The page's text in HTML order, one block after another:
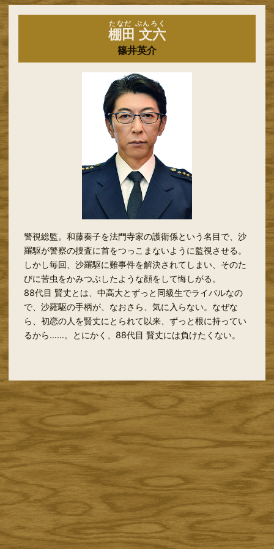
棚田 文六
たなだ ぶんろく
篠井英介
警視総監。和藤奏子を法門寺家の護衛係という名目で、沙
羅駆が警察の捜査に首をつっこまないように監視させる。
しかし毎回、沙羅駆に難事件を解決されてしまい、そのた
びに苦虫をかみつぶしたような顔をして悔しがる。
88代目 賢丈とは、中高大とずっと同級生でライバルなの
で、沙羅駆の手柄が、なおさら、気に入らない。なぜな
ら、初恋の人を賢丈にとられて以来、ずっと根に持ってい
るから……。とにかく、88代目 賢丈には負けたくない。